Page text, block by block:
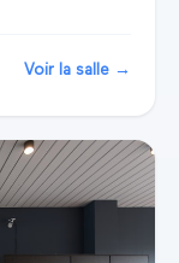
Voir la salle →